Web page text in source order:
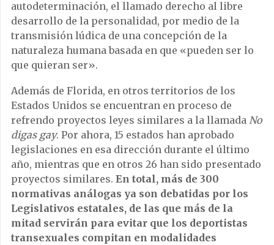
autodeterminación, el llamado derecho al libre
desarrollo de la personalidad, por medio de la
transmisión lúdica de una concepción de la
naturaleza humana basada en que «pueden ser lo
que quieran ser».
Además de Florida, en otros territorios de los
Estados Unidos se encuentran en proceso de
refrendo proyectos leyes similares a la llamada No
digas gay. Por ahora, 15 estados han aprobado
legislaciones en esa dirección durante el último
año, mientras que en otros 26 han sido presentado
proyectos similares. En total, más de 300
normativas análogas ya son debatidas por los
Legislativos estatales, de las que más de la
mitad servirán para evitar que los deportistas
transexuales compitan en modalidades